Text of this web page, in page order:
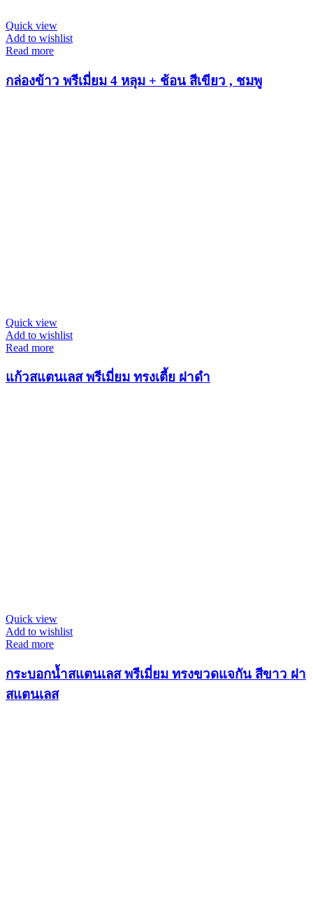
Quick view
Add to wishlist
Read more
กล่องข้าว พรีเมี่ยม 4 หลุม + ช้อน สีเขียว , ชมพู
Quick view
Add to wishlist
Read more
แก้วสแตนเลส พรีเมี่ยม ทรงเตี้ย ฝาดำ
Quick view
Add to wishlist
Read more
กระบอกน้ำสแตนเลส พรีเมี่ยม ทรงขวดแจกัน สีขาว ฝา
สแตนเลส